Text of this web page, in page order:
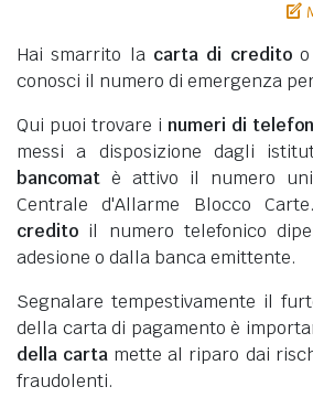
Hai smarrito la carta di credito
conosci il numero di emergenza
Qui puoi trovare i numeri di
messi a disposizione dagli
bancomat è attivo il numero
Centrale d'Allarme Blocco
credito il numero telefonico
adesione o dalla banca emittente.
Segnalare tempestivamente il
della carta di pagamento è
della carta mette al riparo dai
fraudolenti.